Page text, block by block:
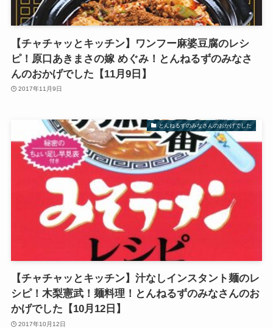
【チャチャッとキッチン】ワンフー麻婆豆腐のレシ
ピ！原口あきまさの嫁 めぐみ！とんねるずのみなさ
んのおかげでした【11月9日】
2017年11月9日
とんねるずのみなさんのおかげでした
【チャチャッとキッチン】汁なしインスタント麺のレ
シピ！木梨憲武！麺料理！とんねるずのみなさんのお
かげでした【10月12日】
2017年10月12日